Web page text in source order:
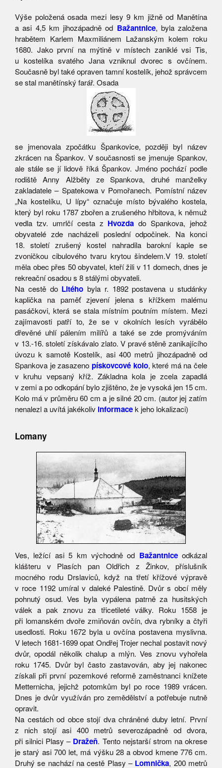
Výše položená osada mezi lesy 9 km jižně od Manětína
a asi 4,5 km jihozápadně od Bažantnice, byla založena
hrabětem Karlem Maxmiliánem Lažanským kolem roku
1680. Jako první na mýtině v místech zaniklé vsi Tis,
u kostelíka svatého Jana vzniknul dvorec s ovčínem.
Současně byl také opraven tamní kostelík, jehož správcem
se stal manětínský farář. Osada
se jmenovala zpočátku Špankovice, později byl název
zkrácen na Špankov. V současnosti se jmenuje Spankov,
ale stále se jí lidově říká Špankov. Jméno pochází podle
rodiště Anny Alžběty ze Spankova, druhé manželky
zakladatele – Spatekowa v Pomořanech. Pomístní název
„Na kostelíku, U lípy“ označuje místo bývalého kostela,
který byl roku 1787 zbořen a zrušeného hřbitova, k němuž
vedla tzv. umrlčí cesta z Hvozda do Spankova, jehož
obyvatelé zde nacházeli poslední odpočinek. Na konci
18. století zrušený kostel nahradila barokní kaple se
zvoničkou cibulového tvaru krytou šindelem.V 19. století
měla obec přes 50 obyvatel, kteří žili v 11 domech, dnes je
rekreační osadou s 8 stálými obyvateli.
Na cestě do Litého byla r. 1892 postavena u studánky
kaplička na paměť zjevení jelena s křížkem malému
pasáčkovi, která se stala místním poutním místem. Mezi
zajímavosti patří to, že se v okolních lesích vyrábělo
dřevěné uhlí pálením milířů a také se zde promýváním
v 13.-16. století získávalo zlato. V pravé stěně zanikajícího
úvozu k samotě Kostelík, asi 400 metrů jihozápadně od
Spankova je zasazeno pískovcové kolo, které má na čele
v kruhu vepsaný kříž. Základna kola je zcela zapadlá
v zemi a po odkopání bylo zjištěno, že je vysoká jen 15 cm.
Kolo má v průměru 60 cm a je silné 20 cm. (autor jej zatím
nenalezl a uvítá jakékoliv informacek jeho lokalizaci)
Lomany
Ves, ležící asi 5 km východně od Bažantniceodkázal
klášteru v Plasích pan Oldřich z Žinkov, příslušník
mocného rodu Drslaviců, když na třetí křížové výpravě
v roce 1192 umíral v daleké Palestině. Dvůr s obcí měly
pohnutý osud. Ves byla vypálena patrně za husitských
válek a pak znovu za třicetileté války. Roku 1558 je
při lomanském dvoře zmiňován ovčín, dva rybníky a čtyři
usedlosti. Roku 1672 byla u ovčína postavena myslivna.
V letech 1681-1699 opat Ondřej Trojer nechal postavit nový
dvůr, opodál několik chalup a mlýn. Ves znovu vyhořela
roku 1745. Dvůr byl často zastavován, aby jej nakonec
získali při první pozemkové reformě zaměstnanci knížete
Metternicha, jejichž potomkům byl po roce 1989 vrácen.
Dnes je dvůr využíván pro zemědělství a potřebuje nutně
opravit.
Na cestách od obce stojí dva chráněné duby letní. První
z nich stojí asi 400 metrů severozápadně od dvora,
při silnici Plasy – Dražeň. Tento nejstarší strom na okrese
je starý asi 700 let, má výšku 28 a obvod kmene 776 cm.
Druhý se nachází na cestě Plasy – Lomnička, 200 metrů